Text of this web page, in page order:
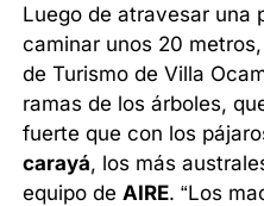
Luego de atravesar una
caminar unos 20
de Turismo de Villa
ramas de los árboles,
fuerte que con los
carayá, los más
equipo de AIRE. “Los